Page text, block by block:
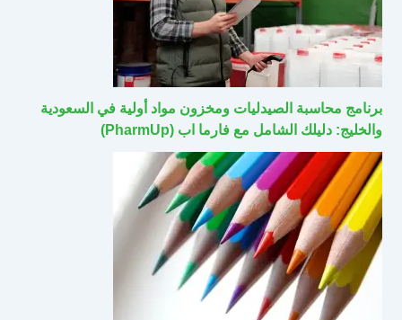
برنامج محاسبة الصيدليات ومخزون مواد أولية في السعودية
والخليج: دليلك الشامل مع فارما اب (PharmUp)